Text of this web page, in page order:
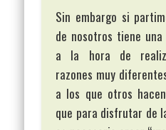
Sin embargo si
de nosotros tiene
a la hora de
razones muy
a los que otros
que para disfrutar de